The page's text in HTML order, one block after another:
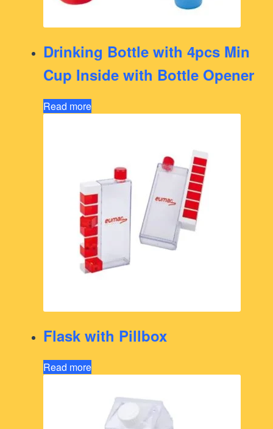
Drinking Bottle with 4pcs Min
Cup Inside with Bottle Opener
Read more
Flask with Pillbox
Read more